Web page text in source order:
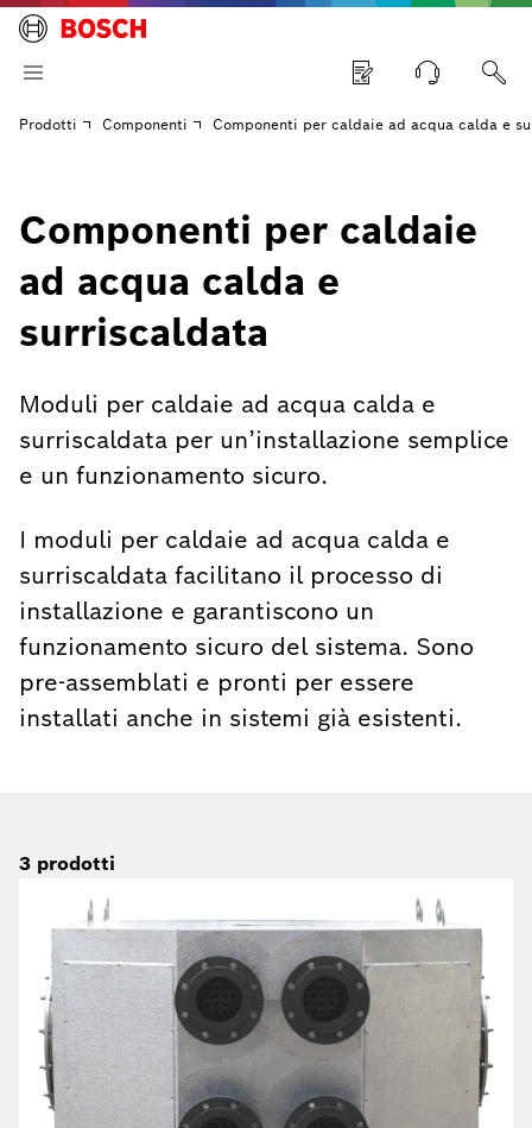
Prodotti Componenti Componenti per caldaie ad acqua calda e
Componenti per caldaie
ad acqua calda e
surriscaldata
Moduli per caldaie ad acqua calda e
surriscaldata per un’installazione semplice
e un funzionamento sicuro.
I moduli per caldaie ad acqua calda e
surriscaldata facilitano il processo di
installazione e garantiscono un
funzionamento sicuro del sistema. Sono
pre-assemblati e pronti per essere
installati anche in sistemi già esistenti.
3 prodotti